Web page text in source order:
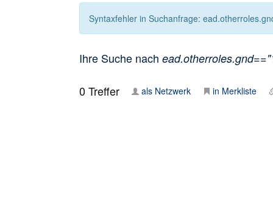
Syntaxfehler in Suchanfrage:
Ihre Suche nach
0Treffer als Netzwerk in Merkliste